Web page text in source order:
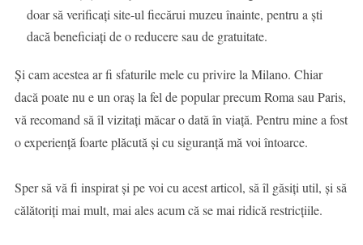
doar să verificați site-ul fiecărui muzeu înainte, pentru a ști
dacă beneficiați de o reducere sau de gratuitate.
Și cam acestea ar fi sfaturile mele cu privire la Milano. Chiar
dacă poate nu e un oraș la fel de popular precum Roma sau Paris,
vă recomand să îl vizitați măcar o dată în viață. Pentru mine a fost
o experiență foarte plăcută și cu siguranță mă voi întoarce.
Sper să vă fi inspirat și pe voi cu acest articol, să îl găsiți util, și să
călătoriți mai mult, mai ales acum că se mai ridică restricțiile.